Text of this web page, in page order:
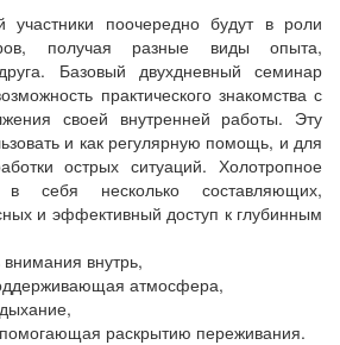
поочередно будут в роли
получая разные виды опыта,
Базовый двухдневный семинар
практического знакомства с
своей внутренней работы. Эту
и как регулярную помощь, и для
острых ситуаций. Холотропное
себя несколько составляющих,
и эффективный доступ к глубинным
внутрь,
атмосфера,
раскрытию переживания.